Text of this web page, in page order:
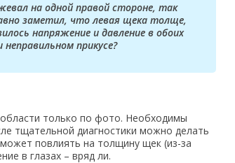
на одной правой стороне, так
заметил, что левая щека толще,
напряжение и давление в обоих
прикусе?
только по фото. Необходимы
тщательной диагностики можно делать
повлиять на толщину щек (из-за
в глазах – вряд ли.